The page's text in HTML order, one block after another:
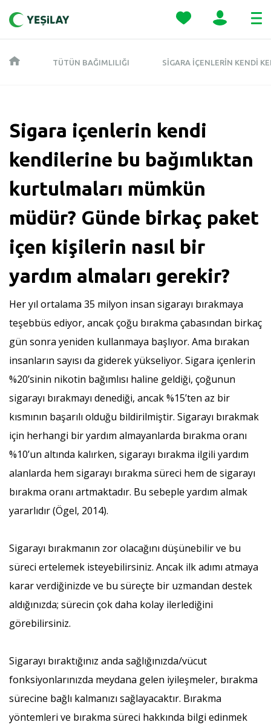
TÜTÜN BAĞIMLILIĞI SIGARA IÇENLERIN KENDI
Sigara içenlerin kendi
kendilerine bu bağımlıktan
kurtulmaları mümkün
müdür? Günde birkaç paket
içen kişilerin nasıl bir
yardım almaları gerekir?
Her yıl ortalama 35 milyon insan sigarayı bırakmaya
teşebbüs ediyor, ancak çoğu bırakma çabasından birkaç
gün sonra yeniden kullanmaya başlıyor. Ama bırakan
insanların sayısı da giderek yükseliyor. Sigara içenlerin
%20’sinin nikotin bağımlısı haline geldiği, çoğunun
sigarayı bırakmayı denediği, ancak %15’ten az bir
kısmının başarılı olduğu bildirilmiştir. Sigarayı bırakmak
için herhangi bir yardım almayanlarda bırakma oranı
%10’un altında kalırken, sigarayı bırakma ilgili yardım
alanlarda hem sigarayı bırakma süreci hem de sigarayı
bırakma oranı artmaktadır. Bu sebeple yardım almak
yararlıdır (Ögel, 2014).
Sigarayı bırakmanın zor olacağını düşünebilir ve bu
süreci ertelemek isteyebilirsiniz. Ancak ilk adımı atmaya
karar verdiğinizde ve bu süreçte bir uzmandan destek
aldığınızda; sürecin çok daha kolay ilerlediğini
görebilirsiniz.
Sigarayı bıraktığınız anda sağlığınızda/vücut
fonksiyonlarınızda meydana gelen iyileşmeler, bırakma
sürecine bağlı kalmanızı sağlayacaktır. Bırakma
yöntemleri ve bırakma süreci hakkında bilgi edinmek